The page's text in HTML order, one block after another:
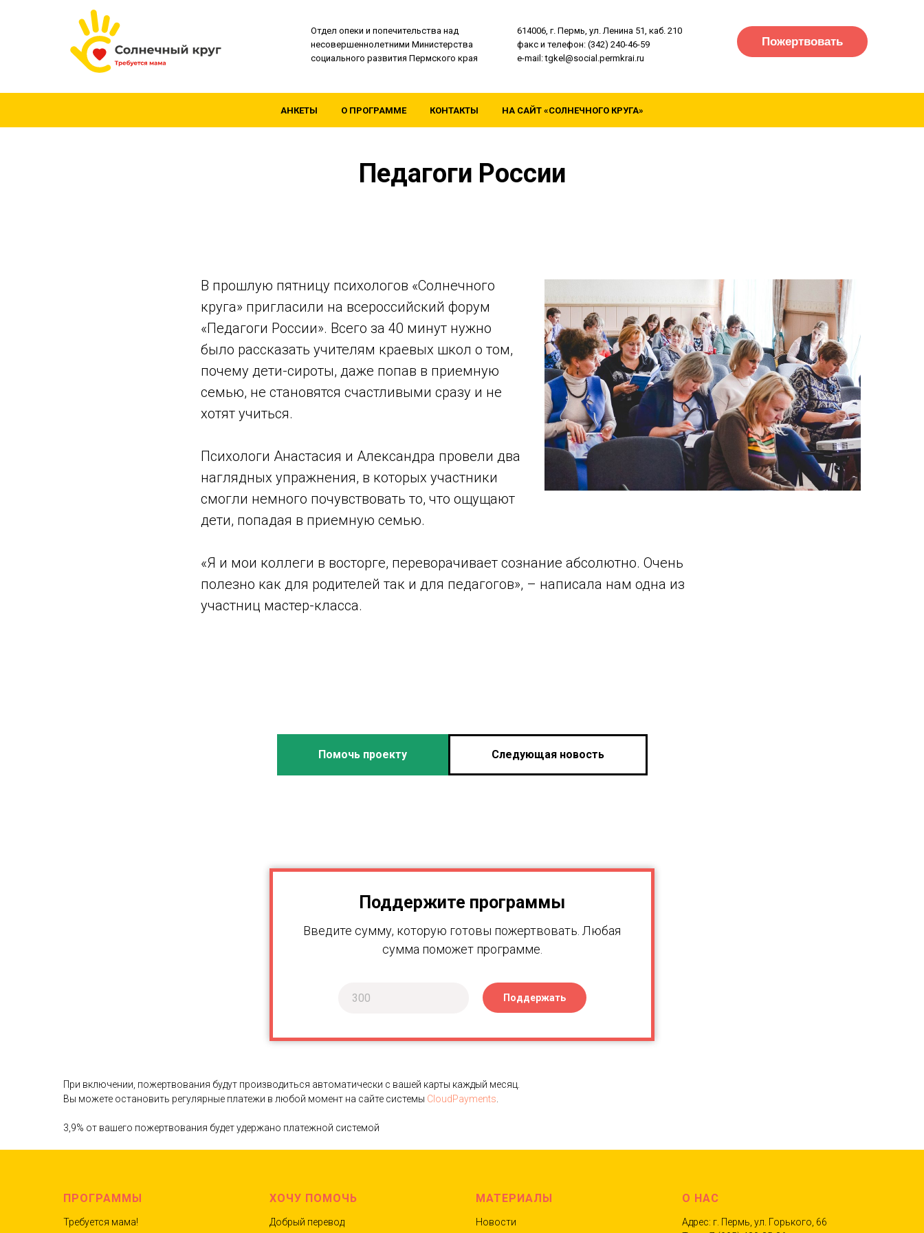
Tilda Publishing
Пожертвовать
Отдел опеки и попечительства над
несовершеннолетними Министерства
социального развития Пермского края
614006, г. Пермь, ул. Ленина 51, каб. 210
факс и телефон: (342) 240-46-59
e-mail: tgkel@social.permkrai.ru
АНКЕТЫ О ПРОГРАММЕ КОНТАКТЫ НА САЙТ «СОЛНЕЧНОГО КРУГА»
Педагоги России
В прошлую пятницу психологов «Солнечного
круга» пригласили на всероссийский форум
«Педагоги России». Всего за 40 минут нужно
было рассказать учителям краевых школ о том,
почему дети-сироты, даже попав в приемную
семью, не становятся счастливыми сразу и не
хотят учиться.
Психологи Анастасия и Александра провели два
наглядных упражнения, в которых участники
смогли немного почувствовать то, что ощущают
дети, попадая в приемную семью.
«Я и мои коллеги в восторге, переворачивает сознание абсолютно. Очень
полезно как для родителей так и для педагогов», – написала нам одна из
участниц мастер-класса.
Помочь проекту Следующая новость
Поддержите программы
Введите сумму, которую готовы пожертвовать. Любая
сумма поможет программе.
Поддержать
При включении, пожертвования будут производиться автоматически с вашей карты каждый месяц.
Вы можете остановить регулярные платежи в любой момент на сайте системы CloudPayments
3,9% от вашего пожертвования будет удержано платежной системой
ПРОГРАММЫ
Требуется мама!
ХОЧУ ПОМОЧЬ
Добрый перевод
МАТЕРИАЛЫ
Новости
О НАС
Адрес: г. Пермь, ул. Горького, 66